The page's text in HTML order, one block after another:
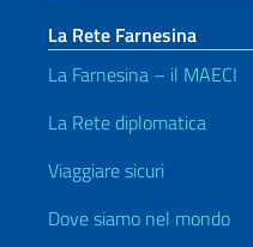
La Rete Farnesina
La Farnesina – il MAECI
La Rete diplomatica
Viaggiare sicuri
Dove siamo nel mondo